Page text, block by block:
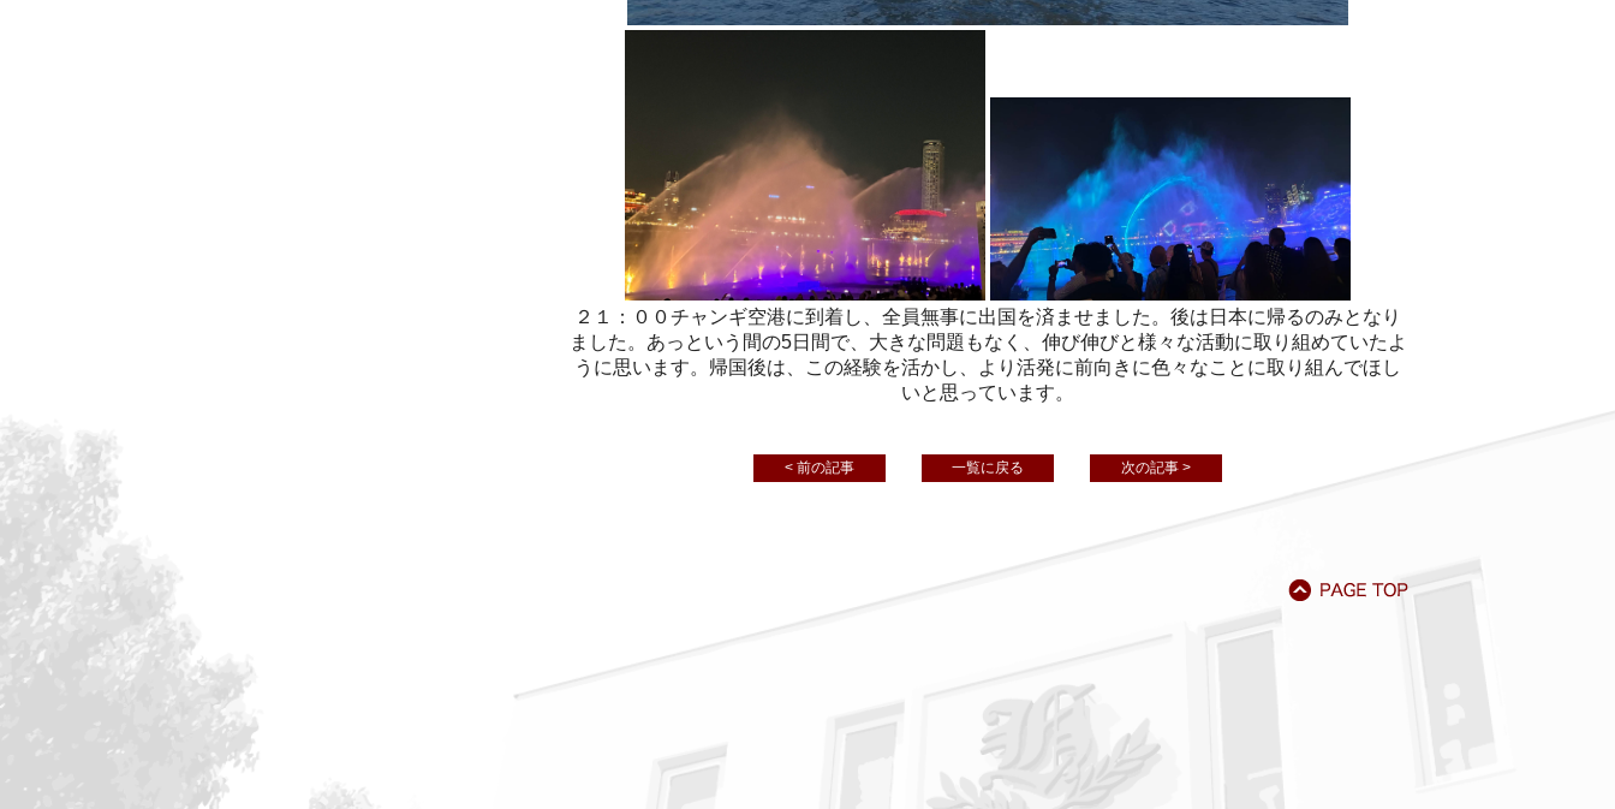
２１：００チャンギ空港に到着し、全員無事に出国を済ませました。後は日本に帰るのみとなり
ました。あっという間の5日間で、大きな問題もなく、伸び伸びと様々な活動に取り組めていたよ
うに思います。帰国後は、この経験を活かし、より活発に前向きに色々なことに取り組んでほし
いと思っています。
< 前の記事 一覧に戻る 次の記事 >